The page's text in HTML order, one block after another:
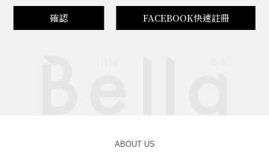
確認 FACEBOOK快速註冊
ABOUT US